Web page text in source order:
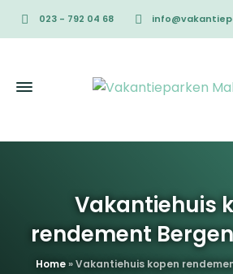
023 - 792 04 68
Vakantiehuis
rendement
Home»Vakantiehuis kopen